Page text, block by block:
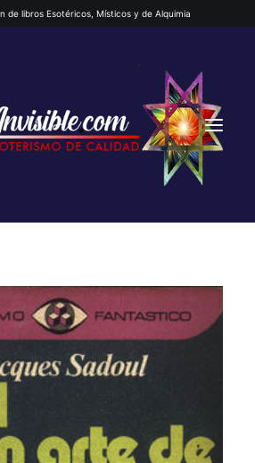
de libros Esotéricos, Místicos y de Alquimia